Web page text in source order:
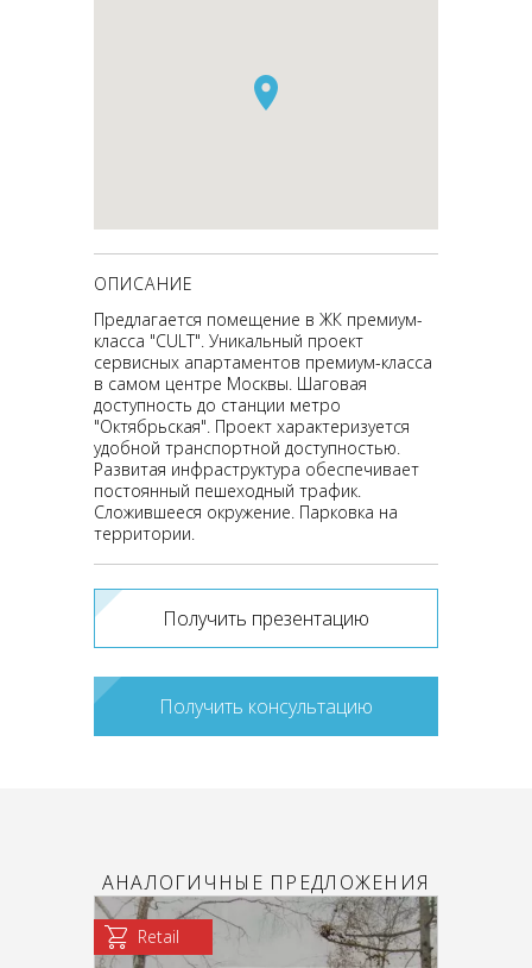
ОПИСАНИЕ
Предлагается помещение в ЖК премиум-
класса "CULT". Уникальный проект
сервисных апартаментов премиум-класса
в самом центре Москвы. Шаговая
доступность до станции метро
"Октябрьская". Проект характеризуется
удобной транспортной доступностью.
Развитая инфраструктура обеспечивает
постоянный пешеходный трафик.
Сложившееся окружение. Парковка на
территории.
Получить презентацию
Получить консультацию
АНАЛОГИЧНЫЕ ПРЕДЛОЖЕНИЯ
Retail